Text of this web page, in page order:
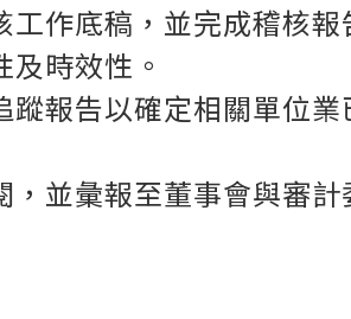
作底稿，並完成稽核報
時效性。
報告以確定相關單位
並彙報至董事會與審計